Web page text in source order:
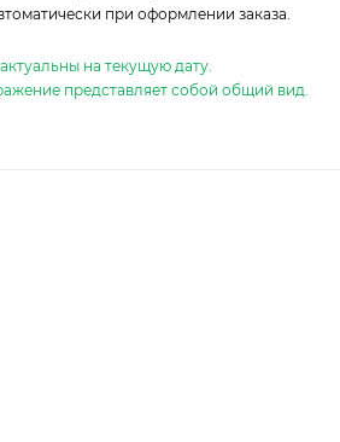
при оформлении заказа.
на текущую дату.
представляет собой общий вид.